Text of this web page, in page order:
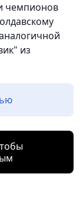
чемпионов
из